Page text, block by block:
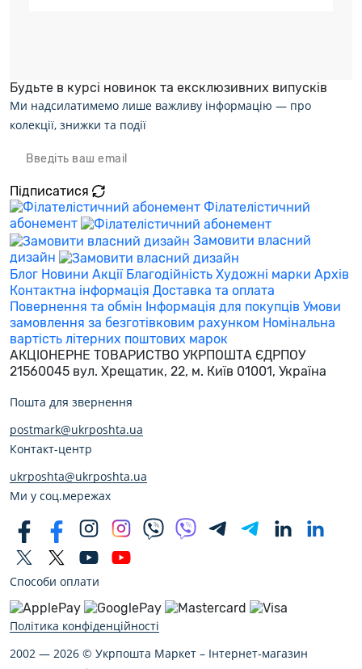
Будьте в курсі новинок та ексклюзивних випусків
Ми надсилатимемо лише важливу інформацію — про
колекції, знижки та події
Підписатися
Філателістичний
абонемент
Замовити власний
дизайн
Блог Новини Акції Благодійність Художні марки Архів
Контактна інформація Доставка та оплата
Повернення та обмін Інформація для покупців Умови
замовлення за безготівковим рахунком Номінальна
вартість літерних поштових марок
АКЦІОНЕРНЕ ТОВАРИСТВО УКРПОШТА ЄДРПОУ
21560045 вул. Хрещатик, 22, м. Київ 01001, Україна
Пошта для звернення
postmark@ukrposhta.ua
Контакт-центр
ukrposhta@ukrposhta.ua
Ми у соц.мережах
Способи оплати
Політика конфіденційності
2002 — 2026 © Укрпошта Маркет – Інтернет-магазин